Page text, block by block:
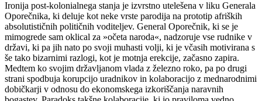
Ironija post-kolonialnega stanja je izvrstno utelešena v liku Generala
Oporečnika, ki deluje kot neke vrste parodija na prototip afriških
absolutističnih političnih voditeljev. General Oporečnik, ki se je
mimogrede sam oklical za »očeta naroda«, nadzoruje vse rudnike v
državi, ki pa jih nato po svoji muhasti volji, ki je včasih motivirana s
še tako bizarnimi razlogi, kot je motnja erekcije, začasno zapira.
Medtem ko svojim državljanom vlada z železno roko, pa po drugi
strani spodbuja korupcijo uradnikov in kolaboracijo z mednarodnimi
dobičkarji v odnosu do ekonomskega izkoriščanja naravnih